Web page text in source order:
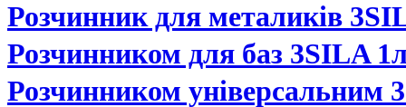
Розчинник для металиків
Розчинником для баз 3SILA
Розчинником універсальним